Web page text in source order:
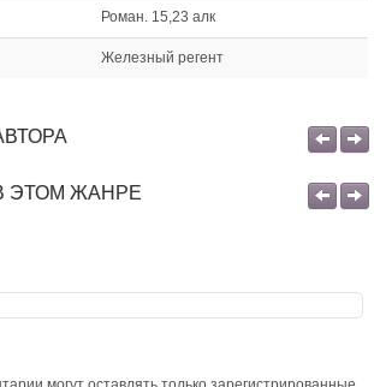
Роман. 15,23 алк
Железный регент
ЭТОМ ЖАНРЕ